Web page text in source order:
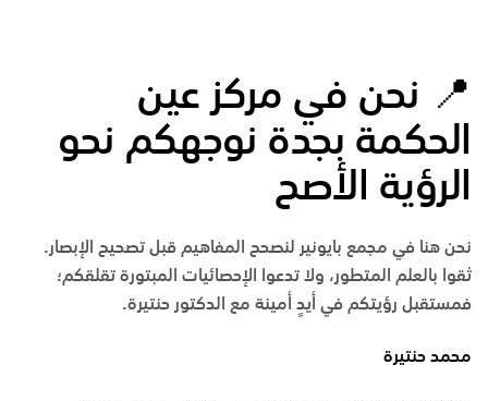
📍 نحن في مركز عين
الحكمة بجدة نوجهكم نحو
الرؤية الأصح
نحن هنا في مجمع بايونير لنصحح المفاهيم قبل تصحيح الإبصار.
ثقوا بالعلم المتطور، ولا تدعوا الإحصائيات المبتورة تقلقكم؛
فمستقبل رؤيتكم في أيدٍ أمينة مع
الدكتور حنتيرة.
محمد حنتيرة